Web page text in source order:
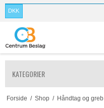
DKK
KATEGORIER
Forside / Shop / Håndtag og greb